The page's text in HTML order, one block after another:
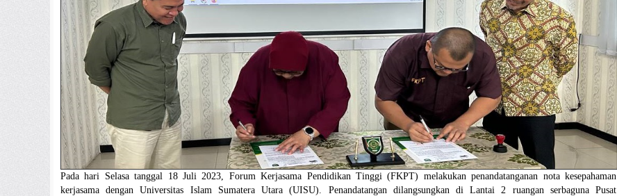
Pada hari Selasa tanggal 18 Juli 2023, Forum Kerjasama Pendidikan Tinggi (FKPT) melakukan penandatanganan nota kesepahaman
kerjasama dengan Universitas Islam Sumatera Utara (UISU). Penandatangan dilangsungkan di Lantai 2 ruangan serbaguna Pusat